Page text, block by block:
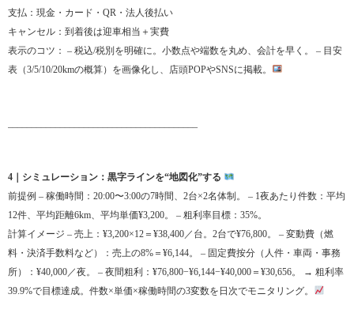
支払：現金・カード・QR・法人後払い
キャンセル：到着後は迎車相当＋実費
表示のコツ： – 税込/税別を明確に。小数点や端数を丸め、会計を早く。 – 目安
表（3/5/10/20kmの概算）を画像化し、店頭POPやSNSに掲載。
4｜シミュレーション：黒字ラインを“地図化”する
前提例 – 稼働時間：20:00〜3:00の7時間、2台×2名体制。 – 1夜あたり件数：平均
12件、平均距離6km、平均単価¥3,200。 – 粗利率目標：35%。
計算イメージ – 売上：¥3,200×12＝¥38,400／台。2台で¥76,800。 – 変動費（燃
料・決済手数料など）：売上の8%＝¥6,144。 – 固定費按分（人件・車両・事務
所）：¥40,000／夜。 – 夜間粗利：¥76,800−¥6,144−¥40,000＝¥30,656。 → 粗利率
39.9%で目標達成。件数×単価×稼働時間の3変数を日次でモニタリング。